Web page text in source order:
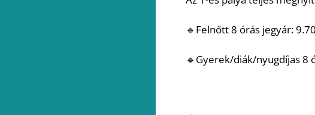
🔹Felnőtt 8 órás jegyár:
🔹Gyerek/diák/nyugdíjas 8